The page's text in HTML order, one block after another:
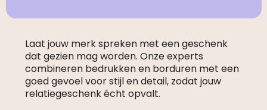
Laat jouw merk spreken met een geschenk
dat gezien mag worden. Onze experts
combineren bedrukken en borduren met een
goed gevoel voor stijl en detail, zodat jouw
relatiegeschenk écht opvalt.